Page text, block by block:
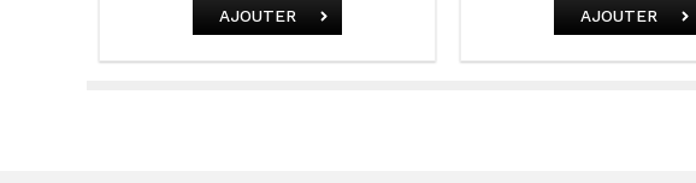
AJOUTER AJOUTER